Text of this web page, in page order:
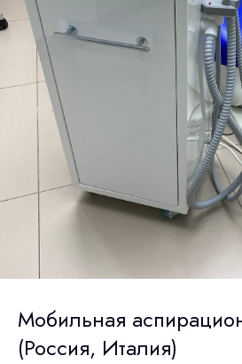
Мобильная
(Россия, Италия)